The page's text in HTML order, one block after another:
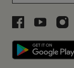
Libri aLibri a